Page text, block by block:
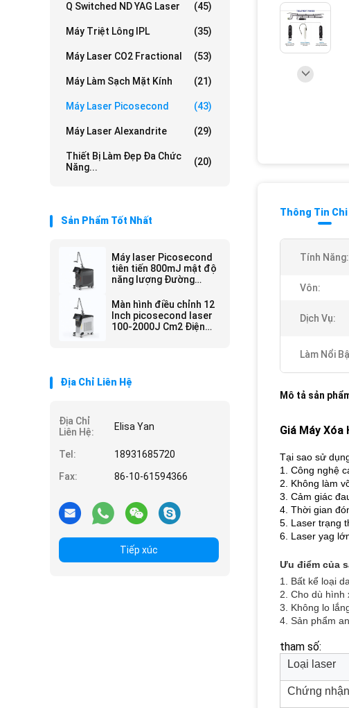
Q Switched ND YAG Laser (45)
Máy Triệt Lông IPL (35)
Máy Laser CO2 Fractional (53)
Máy Làm Sạch Mặt Kính (21)
Máy Laser Picosecond (43)
Máy Laser Alexandrite (29)
Thiết Bị Làm Đẹp Đa Chức
Năng...
(20)
Sản Phẩm Tốt Nhất
Máy laser Picosecond
tiên tiến 800mJ mật độ
năng lượng Đường
Màn hình điều chỉnh 12
Inch picosecond laser
100-2000J Cm2 Điện
Địa Chỉ Liên Hệ
Địa Chỉ
Liên Hệ:
Elisa Yan
Tel:
18931685720
Fax:
86-10-61594366
Tiếp xúc
Thông Tin
Tính Năng:
Vôn:
Dịch Vụ:
Làm Nổi
Mô tả sản
Giá Máy Xóa
Tại sao sử
1. Công nghệ
2. Không làm
3. Cảm giác
4. Thời gian
5. Laser trạng
6. Laser yag
Ưu điểm của
1. Bất kể loại
2. Cho dù hình
3. Không lo
4. Sản phẩm
tham số:
Loại laser
Chứng nhận